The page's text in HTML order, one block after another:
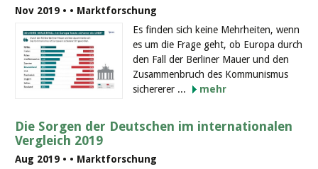
Nov 2019 • • Marktforschung
Es finden sich keine Mehrheiten, wenn
es um die Frage geht, ob Europa durch
den Fall der Berliner Mauer und den
Zusammenbruch des Kommunismus
sichererer ...
mehr
Die Sorgen der Deutschen im internationalen
Vergleich 2019
Aug 2019 • • Marktforschung